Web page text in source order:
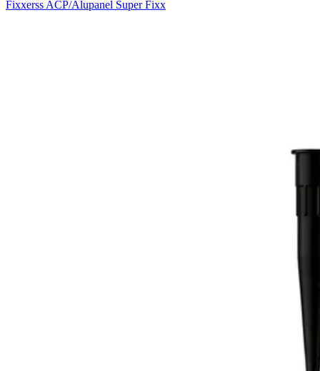
Fixxerss ACP/Alupanel Super Fixx